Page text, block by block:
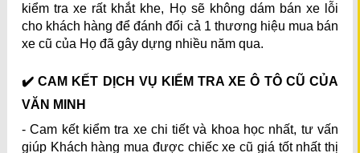
kiểm tra xe rất khắt khe, Họ sẽ không dám bán xe lỗi
cho khách hàng để đánh đổi cả 1 thương hiệu mua bán
xe cũ của Họ đã gây dựng nhiều năm qua.
✔️ CAM KẾT DỊCH VỤ KIỂM TRA XE Ô TÔ CŨ CỦA
VĂN MINH
- Cam kết kiểm tra xe chi tiết và khoa học nhất, tư vấn
giúp Khách hàng mua được chiếc xe cũ giá tốt nhất thị